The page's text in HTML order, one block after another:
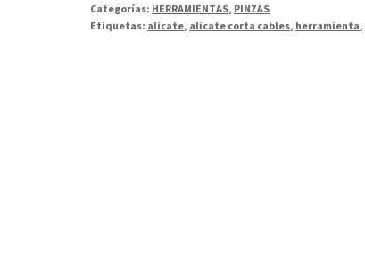
Categorías: HERRAMIENTAS, PINZAS
Etiquetas: alicate, alicate corta cables, herramienta,